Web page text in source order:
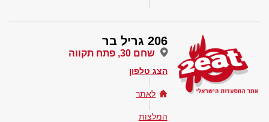
206 גריל בר
שחם 30, פתח תקווה
הצג טלפון
לאתר
המלצות